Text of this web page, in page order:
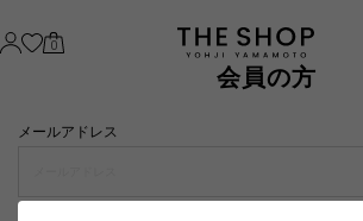
0
会員の方
メールアドレス